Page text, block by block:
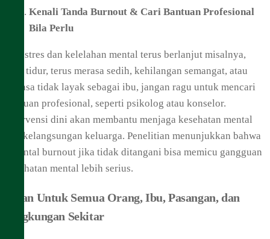
Kenali Tanda Burnout & Cari Bantuan Profesional
Bila Perlu
Jika stres dan kelelahan mental terus berlanjut misalnya,
sulit tidur, terus merasa sedih, kehilangan semangat, atau
merasa tidak layak sebagai ibu, jangan ragu untuk mencari
bantuan profesional, seperti psikolog atau konselor.
Intervensi dini akan membantu menjaga kesehatan mental
dan kelangsungan keluarga. Penelitian menunjukkan bahwa
parental burnout jika tidak ditangani bisa memicu gangguan
kesehatan mental lebih serius.
Pesan Untuk Semua Orang, Ibu, Pasangan, dan
Lingkungan Sekitar